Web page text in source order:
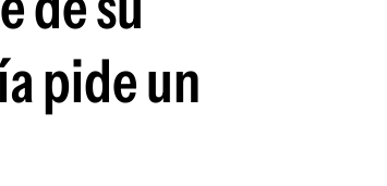
Siguenos en:
pide un